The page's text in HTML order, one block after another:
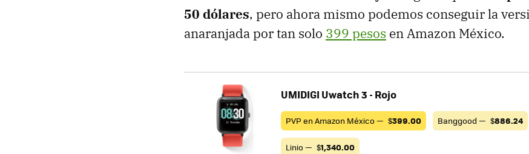
50 dólares, pero ahora mismo podemos conseguir la
anaranjada por tan solo 399 pesos en Amazon México.
UMIDIGI Uwatch 3 - Rojo
PVP en Amazon México — $399.00 Banggood — $886.24
Linio — $1,340.00